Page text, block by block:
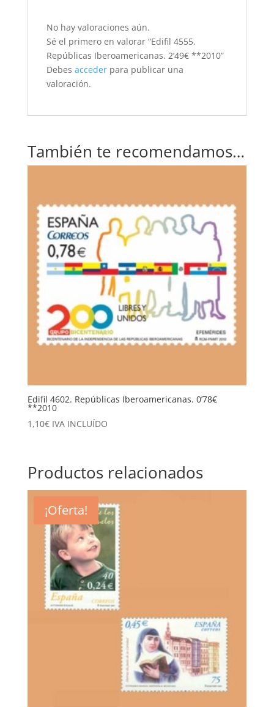
No hay valoraciones aún.
Sé el primero en valorar “Edifil 4555.
Repúblicas Iberoamericanas. 2’49€ **2010”
Debes accederpara publicar una
valoración.
También te recomendamos…
Edifil 4602. Repúblicas Iberoamericanas. 0’78€
**2010
1,10€ IVA INCLUÍDO
Productos relacionados
¡Oferta!